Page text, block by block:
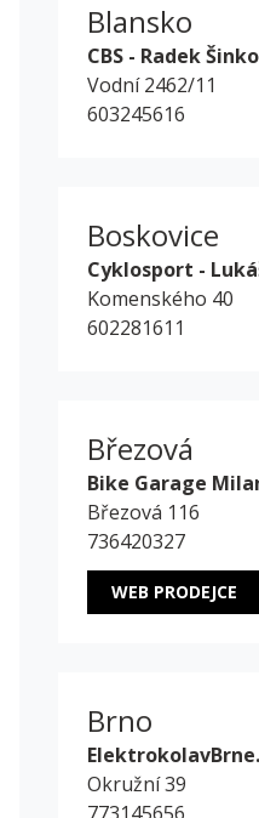
Blansko
CBS - Radek
Vodní 2462/11
603245616
Boskovice
Cyklosport -
Komenského 40
602281611
Březová
Bike Garage
Březová 116
736420327
WEB PRODEJCE
Brno
Okružní 39